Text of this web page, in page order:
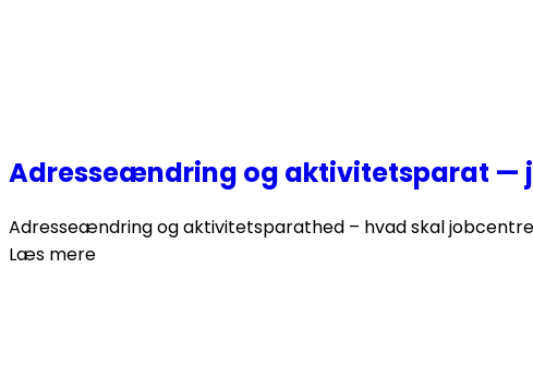
Adresseændring og aktivitetsparat —
Adresseændring og aktivitetsparathed – hvad skal
Læs mere